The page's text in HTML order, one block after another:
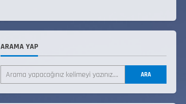
ARAMA YAP
ARA
3 22 Temmuz 2026